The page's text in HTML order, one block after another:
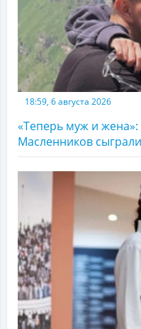
18:59, 6 августа 2026
«Теперь муж и
Масленников